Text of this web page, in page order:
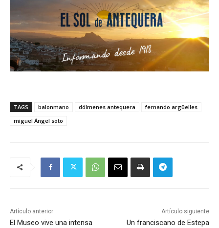
TAGS balonmano dólmenes antequera
fernando argüelles
miguel Ángel soto
Artículo anterior
El Museo vive una intensa
Artículo siguiente
Un franciscano de Estepa